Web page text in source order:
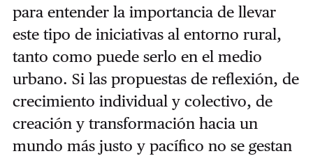
para entender la importancia de llevar
este tipo de iniciativas al entorno rural,
tanto como puede serlo en el medio
urbano. Si las propuestas de reflexión, de
crecimiento individual y colectivo, de
creación y transformación hacia un
mundo más justo y pacífico no se gestan